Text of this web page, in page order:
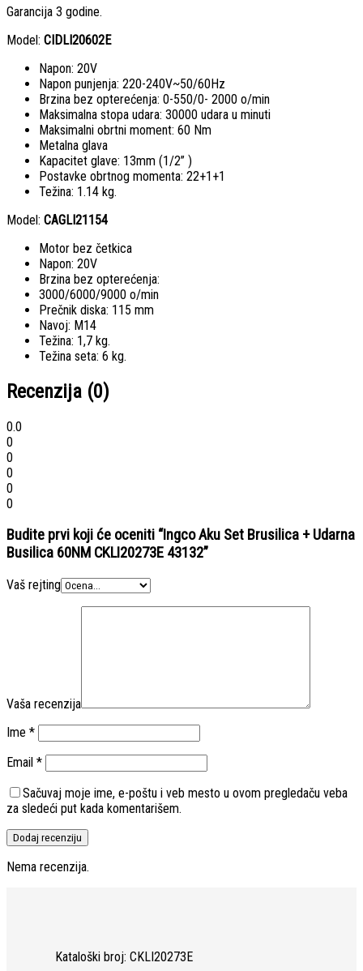
Garancija 3 godine.
Model: CIDLI20602E
Napon: 20V
Napon punjenja: 220-240V~50/60Hz
Brzina bez opterećenja: 0-550/0- 2000 o/min
Maksimalna stopa udara: 30000 udara u minuti
Maksimalni obrtni moment: 60 Nm
Metalna glava
Kapacitet glave: 13mm (1/2” )
Postavke obrtnog momenta: 22+1+1
Težina: 1.14 kg.
Model: CAGLI21154
Motor bez četkica
Napon: 20V
Brzina bez opterećenja:
3000/6000/9000 o/min
Prečnik diska: 115 mm
Navoj: M14
Težina: 1,7 kg.
Težina seta: 6 kg.
Recenzija (0)
0.0
0
0
0
0
0
Budite prvi koji će oceniti “Ingco Aku Set Brusilica + Udarna
Busilica 60NM CKLI20273E 43132”
Vaš rejting
Vaša recenzija
Ime *
Email *
Sačuvaj moje ime, e-poštu i veb mesto u ovom pregledaču veba
za sledeći put kada komentarišem.
Nema recenzija.
Kataloški broj: CKLI20273E